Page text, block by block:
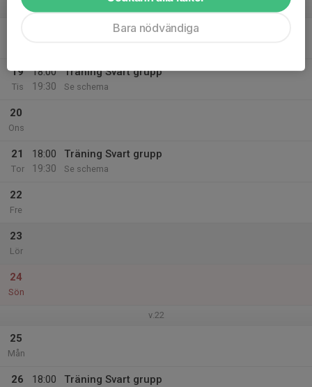
19
Tis
18:00
19:30
Träning Svart grupp
Se schema
20
Ons
21
Tor
18:00
19:30
Träning Svart grupp
Se schema
22
Fre
23
Lör
24
Sön
v.22
25
Mån
26
18:00
Träning Svart grupp
Bara nödvändiga